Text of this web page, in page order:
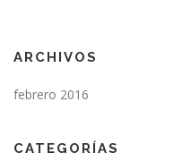
ARCHIVOS
febrero 2016
CATEGORÍAS